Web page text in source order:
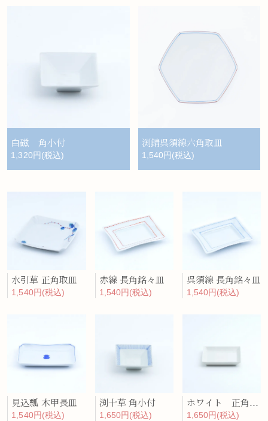
白磁 角小付
1,320円(税込)
渕錆呉須線六角取皿
1,540円(税込)
水引草 正角取皿
1,540円(税込)
赤線 長角銘々皿
1,540円(税込)
呉須線 長角銘々皿
1,540円(税込)
見込瓢 木甲長皿
1,540円(税込)
渕十草 角小付
1,650円(税込)
ホワイト 正角プレート（小）
1,650円(税込)